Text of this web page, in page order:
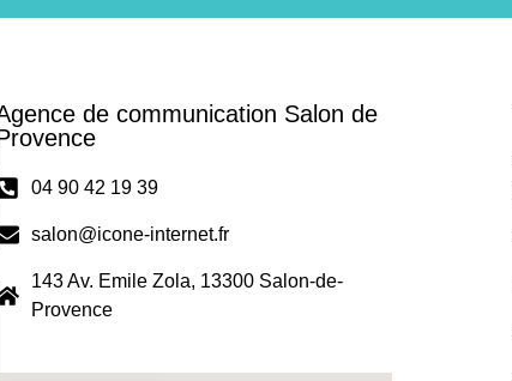
de communication Salon de
04 90 42 19 39
salon@icone-internet.fr
143 Av. Emile Zola, 13300 Salon-de-
Provence